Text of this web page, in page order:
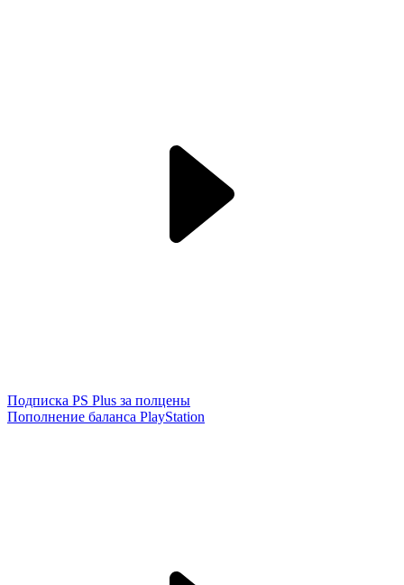
Подписка PS Plus за полцены
Пополнение баланса PlayStation